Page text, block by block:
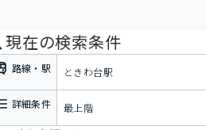
現在の検索条件
路線・駅 ときわ台駅
詳細条件 最上階